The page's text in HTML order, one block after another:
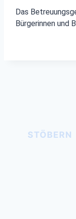
Das
Bürgerinnen und
STÖBERN